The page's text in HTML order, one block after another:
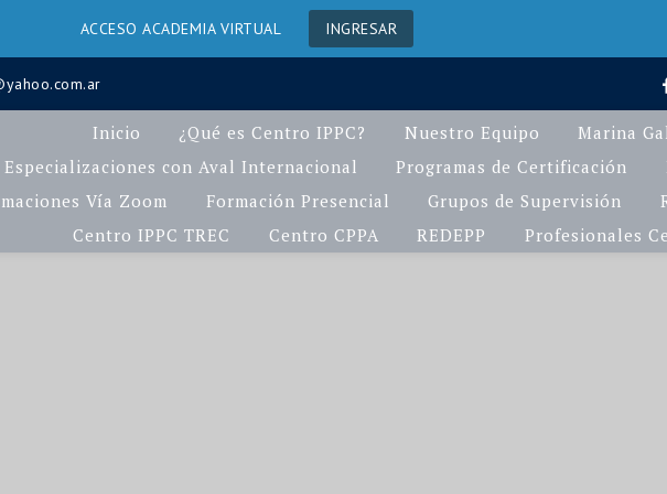
ACCESO ACADEMIA VIRTUAL INGRESAR
Inicio ¿Qué es Centro IPPC? Nuestro Equipo
Marina
Especializaciones con Aval Internacional
Programas de Certificación
Vía Zoom
Formación Presencial Grupos de Supervisión
Centro IPPC TREC
Centro CPPA REDEPP Profesionales